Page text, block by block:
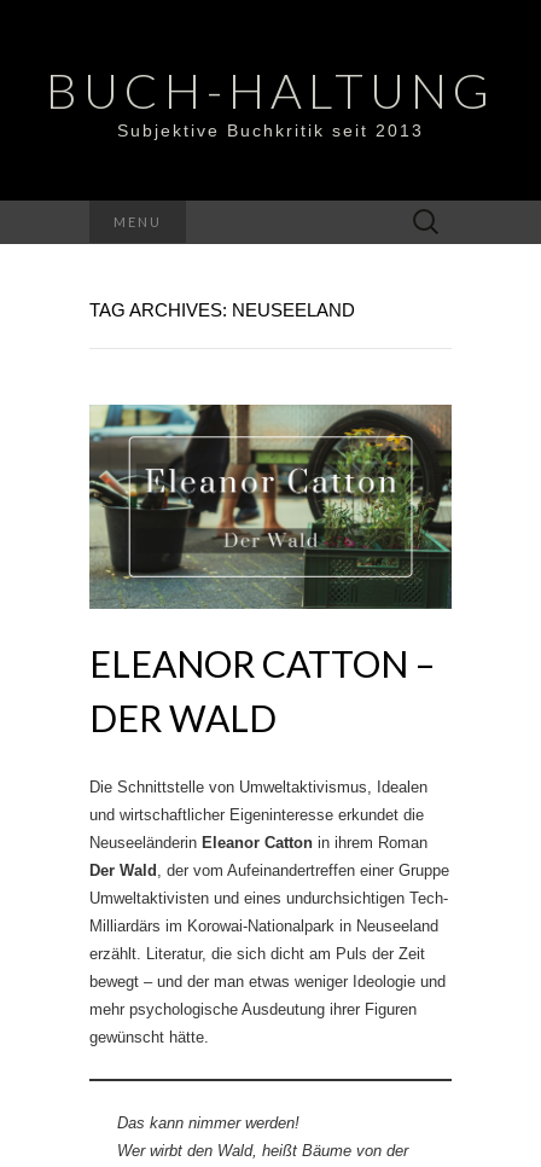
BUCH-HALTUNG
Subjektive Buchkritik seit 2013
MENU
Suchen
nach:
TAG ARCHIVES: NEUSEELAND
ELEANOR CATTON –
DER WALD
Die Schnittstelle von Umweltaktivismus, Idealen
und wirtschaftlicher Eigeninteresse erkundet die
Neuseeländerin Eleanor Catton in ihrem Roman
Der Wald
, der vom Aufeinandertreffen einer Gruppe
Umweltaktivisten und eines undurchsichtigen Tech-
Milliardärs im Korowai-Nationalpark in Neuseeland
erzählt. Literatur, die sich dicht am Puls der Zeit
bewegt – und der man etwas weniger Ideologie und
mehr psychologische Ausdeutung ihrer Figuren
gewünscht hätte.
Das kann nimmer werden!
Wer wirbt den Wald, heißt Bäume von der